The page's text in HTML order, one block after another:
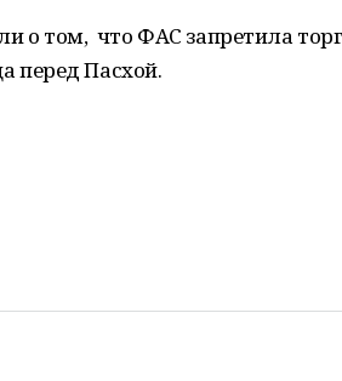
о том, что ФАС запретила
перед Пасхой.